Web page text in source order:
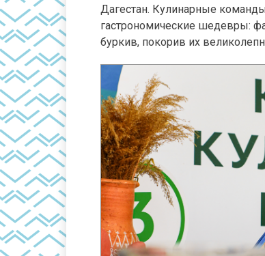
Дагестан. Кулинарные
гастрономические шедевры:
буркив, покорив их